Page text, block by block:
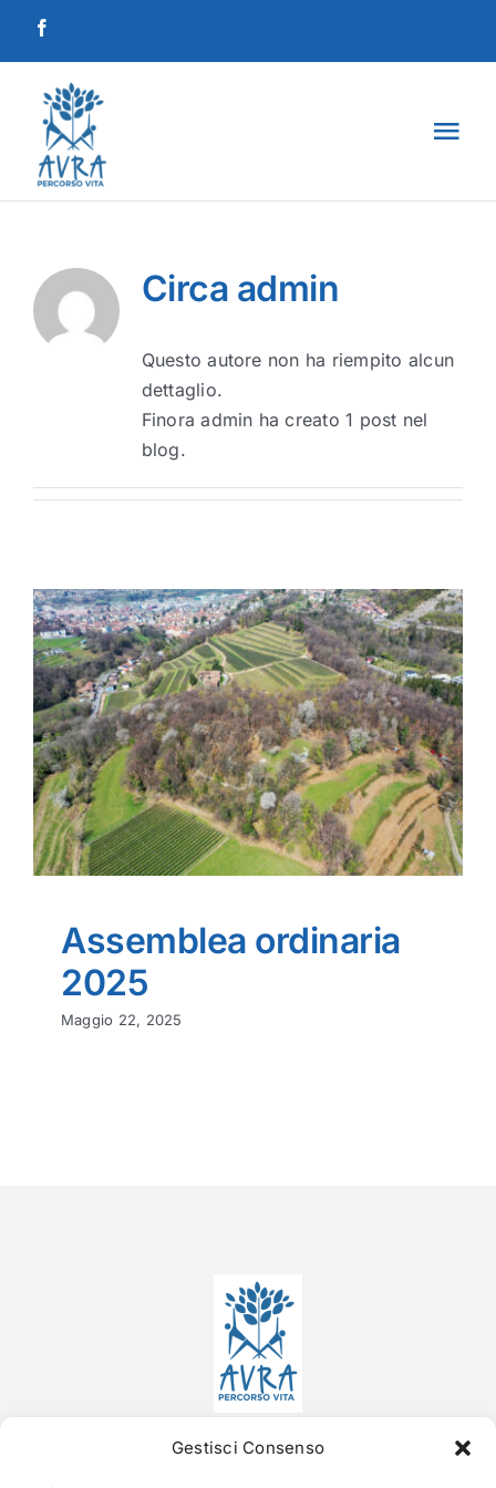
Gestisci Consenso
Salta
Home
La società
I percorsi
Sostienici
Dove siamo
Circa admin
Questo autore non ha riempito alcun
dettaglio.
Finora admin ha creato 1 post nel
blog.
Assemblea ordinaria
2025
News
Assemblea ordinaria
2025
Maggio 22, 2025
Contatti